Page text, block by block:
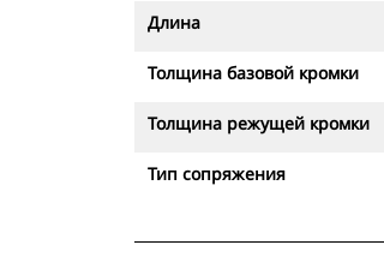
Длина
Толщина базовой кромки
Толщина режущей кромки
Тип сопряжения